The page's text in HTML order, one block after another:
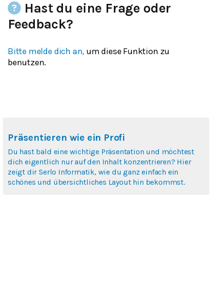
Hast du eine Frage oder
Feedback?
Bitte melde dich an, um diese Funktion zu
benutzen.
Präsentieren wie ein Profi
Du hast bald eine wichtige Präsentation und möchtest
dich eigentlich nur auf den Inhalt konzentrieren? Hier
zeigt dir Serlo Informatik, wie du ganz einfach ein
schönes und übersichtliches Layout hin bekommst.